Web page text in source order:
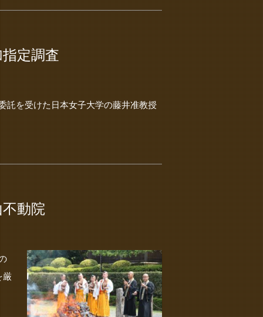
定調査
託を受けた日本女子大学の藤井准教授
動院
厳